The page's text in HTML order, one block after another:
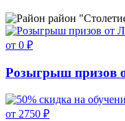
район
от 0 ₽
Розыгрыш призов
от 2750 ₽